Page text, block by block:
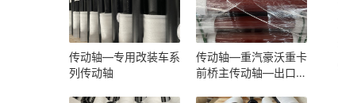
传动轴—专用改装车系
列传动轴
传动轴—重汽豪沃重卡
前桥主传动轴—出口